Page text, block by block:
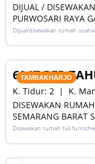
DIJUAL /
PURWOSARI RAYA
Dijual/disewakan rumah
TAMBAKHARJO
RENT
DISEWAKAN
SEMARANG BARAT
Disewakan rumah full
K. Tidur: 2 K.
60 JT PER
SALE